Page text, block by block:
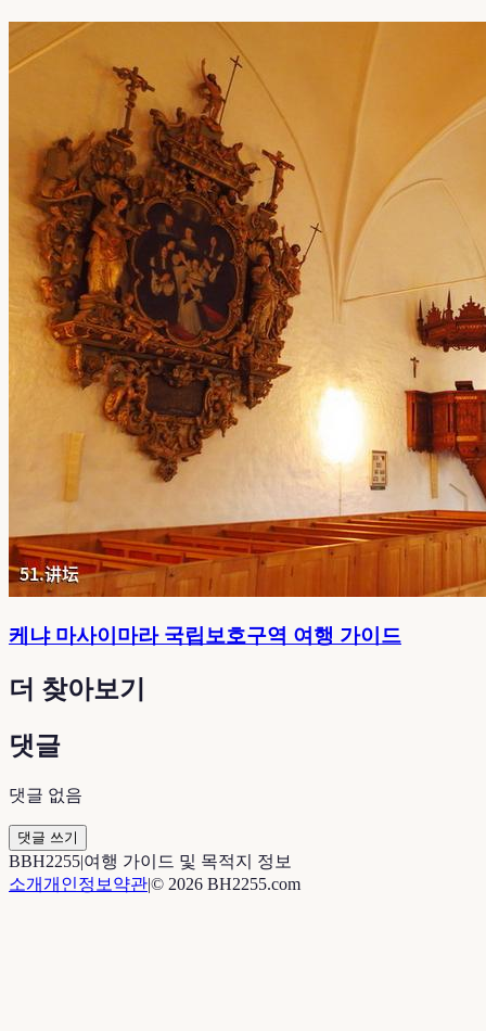
케냐 마사이마라 국립보호구역 여행 가이드
더 찾아보기
댓글
댓글 없음
댓글 쓰기
BBH2255|여행 가이드 및 목적지 정보
소개개인정보 약관|© 2026 BH2255.com